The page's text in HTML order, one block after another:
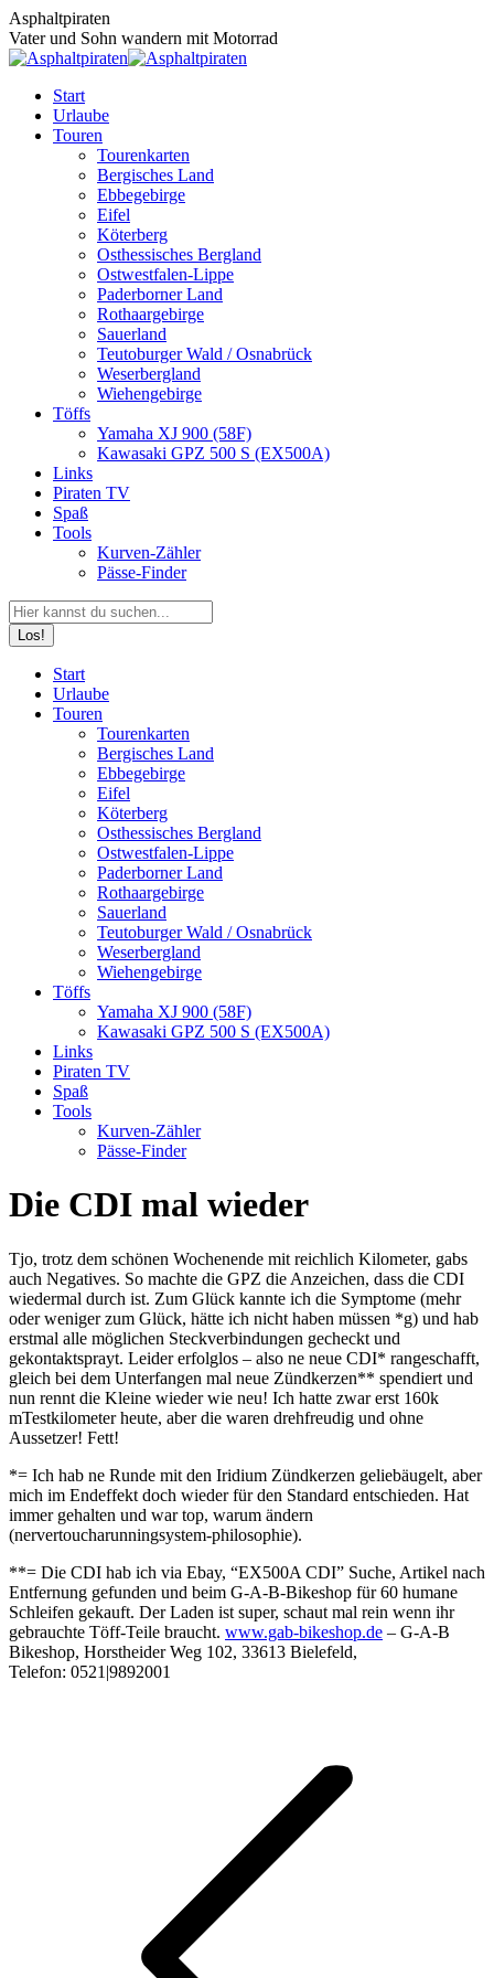
Zum
Inhalt
springen
Asphaltpiraten
Vater und Sohn wandern mit Motorrad
Start
Urlaube
Touren
Tourenkarten
Bergisches Land
Ebbegebirge
Eifel
Köterberg
Osthessisches Bergland
Ostwestfalen-Lippe
Paderborner Land
Rothaargebirge
Sauerland
Teutoburger Wald / Osnabrück
Weserbergland
Wiehengebirge
Töffs
Yamaha XJ 900 (58F)
Kawasaki GPZ 500 S (EX500A)
Links
Piraten TV
Spaß
Tools
Kurven-Zähler
Pässe-Finder
Search:
page
opens
page
opens
page
opens
Start
Urlaube
Touren
Tourenkarten
Bergisches Land
Ebbegebirge
Eifel
Köterberg
Osthessisches Bergland
Ostwestfalen-Lippe
Paderborner Land
Rothaargebirge
Sauerland
Teutoburger Wald / Osnabrück
Weserbergland
Wiehengebirge
Töffs
Yamaha XJ 900 (58F)
Kawasaki GPZ 500 S (EX500A)
Links
Piraten TV
Spaß
Tools
Kurven-Zähler
Pässe-Finder
Die CDI mal wieder
Tjo, trotz dem schönen Wochenende mit reichlich Kilometer, gabs
auch Negatives. So machte die GPZ die Anzeichen, dass die CDI
wiedermal durch ist. Zum Glück kannte ich die Symptome (mehr
oder weniger zum Glück, hätte ich nicht haben müssen *g) und hab
erstmal alle möglichen Steckverbindungen gecheckt und
gekontaktsprayt. Leider erfolglos – also ne neue CDI* rangeschafft,
gleich bei dem Unterfangen mal neue Zündkerzen** spendiert und
nun rennt die Kleine wieder wie neu! Ich hatte zwar erst 160k
mTestkilometer heute, aber die waren drehfreudig und ohne
Aussetzer! Fett!
*= Ich hab ne Runde mit den Iridium Zündkerzen geliebäugelt, aber
mich im Endeffekt doch wieder für den Standard entschieden. Hat
immer gehalten und war top, warum ändern
(nervertoucharunningsystem-philosophie).
**= Die CDI hab ich via Ebay, “EX500A CDI” Suche, Artikel nach
Entfernung gefunden und beim G-A-B-Bikeshop für 60 humane
Schleifen gekauft. Der Laden ist super, schaut mal rein wenn ihr
gebrauchte Töff-Teile braucht. www.gab-bikeshop.de – G-A-B
Bikeshop, Horstheider Weg 102, 33613 Bielefeld,
Telefon: 0521|9892001